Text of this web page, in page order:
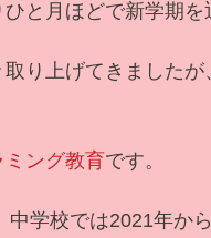
と月ほどで新学期を
り上げてきました
ミング教育です。
中学校では2021年か